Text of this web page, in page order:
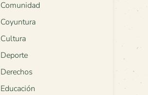
Comunidad
Coyuntura
Cultura
Deporte
Derechos
Educación